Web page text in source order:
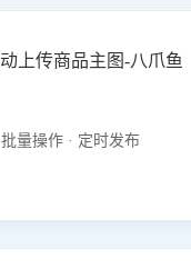
上传商品主图-八爪鱼
量操作 · 定时发布